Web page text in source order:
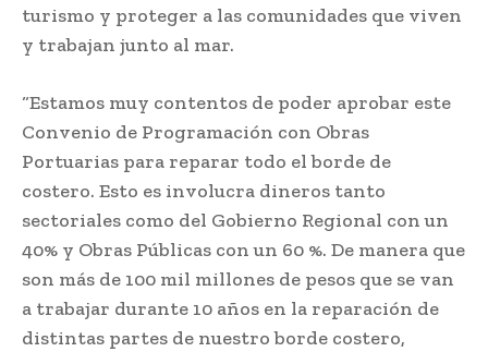
turismo y proteger a las comunidades que viven
y trabajan junto al mar.
“Estamos muy contentos de poder aprobar este
Convenio de Programación con Obras
Portuarias para reparar todo el borde de
costero. Esto es involucra dineros tanto
sectoriales como del Gobierno Regional con un
40% y Obras Públicas con un 60 %. De manera que
son más de 100 mil millones de pesos que se van
a trabajar durante 10 años en la reparación de
distintas partes de nuestro borde costero,